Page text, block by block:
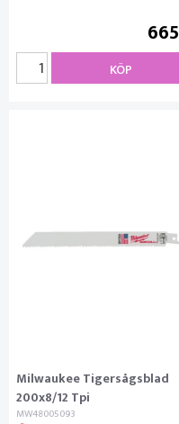
665
KÖP
Milwaukee Tigersågsblad
200x8/12 Tpi
MW48005093